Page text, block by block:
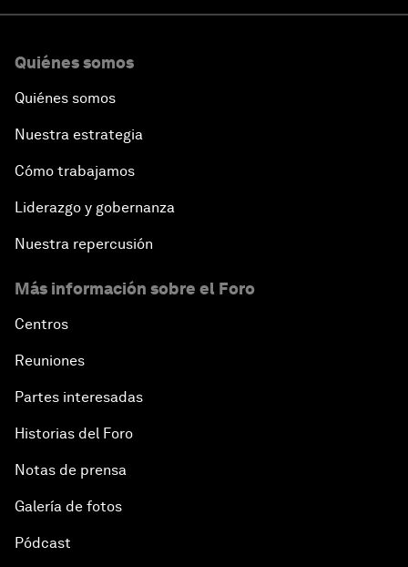
Quiénes somos
Quiénes somos
Nuestra estrategia
Cómo trabajamos
Liderazgo y gobernanza
Nuestra repercusión
Más información sobre el Foro
Centros
Reuniones
Partes interesadas
Historias del Foro
Notas de prensa
Galería de fotos
Pódcast